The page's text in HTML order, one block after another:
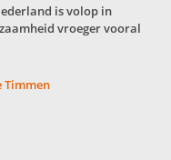
is volop in
vroeger vooral
Timmen